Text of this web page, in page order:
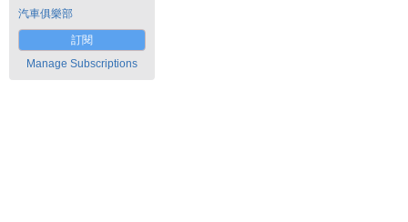
汽車俱樂部
訂閱
Manage Subscriptions